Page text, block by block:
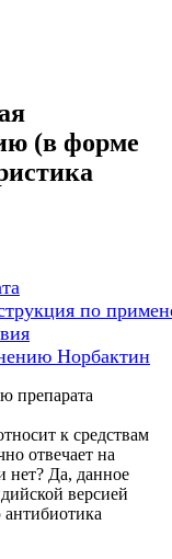
(в форме
по
Норбактин
к средствам
отвечает на
нет? Да, данное
версией
антибиотика